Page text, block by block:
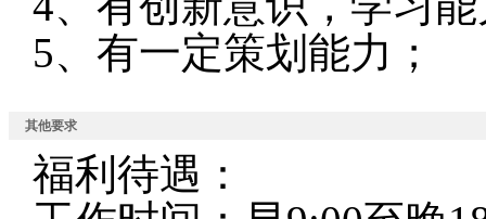
5、有一定策划能力；
其他要求
福利待遇：